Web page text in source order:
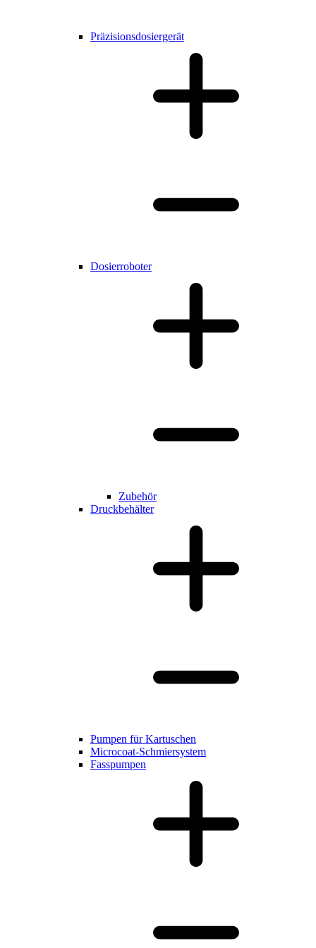
Präzisionsdosiergerät
Dosierroboter
Zubehör
Druckbehälter
Pumpen für Kartuschen
Microcoat-Schmiersystem
Fasspumpen